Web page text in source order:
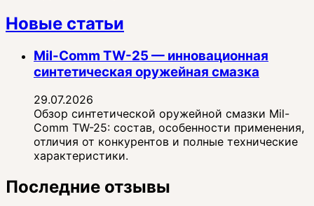
Новые статьи
Mil-Comm TW-25 — инновационная
синтетическая оружейная смазка
29.07.2026
Обзор синтетической оружейной смазки Mil-
Comm TW-25: состав, особенности применения,
отличия от конкурентов и полные технические
характеристики.
Последние отзывы